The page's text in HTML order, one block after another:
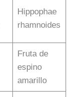
Hippophae
rhamnoides
Fruta de
espino
amarillo